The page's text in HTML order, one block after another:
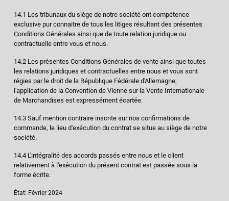
14.1 Les tribunaux du siège de notre société ont compétence
exclusive pur connaitre de tous les litiges résultant des présentes
Conditions Générales ainsi que de toute relation juridique ou
contractuelle entre vous et nous.
14.2 Les présentes Conditions Générales de vente ainsi que toutes
les relations juridiques et contractuelles entre nous et vous sont
régies par le droit de la République Fédérale d'Allemagne;
l'application de la Convention de Vienne sur la Vente Internationale
de Marchandises est expressément écartée.
14.3 Sauf mention contraire inscrite sur nos confirmations de
commande, le lieu d'exécution du contrat se situe au siège de notre
société.
14.4 L'intégralité des accords passés entre nous et le client
relativement à l'exécution du présent contrat est passée sous la
forme écrite.
État: Février 2024